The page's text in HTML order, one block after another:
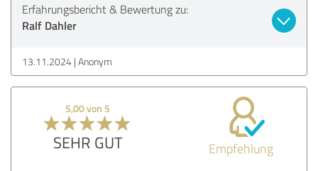
Erfahrungsbericht & Bewertung zu:
Ralf Dahler
13.11.2024 Anonym
5,00 von 5
SEHR GUT Empfehlung